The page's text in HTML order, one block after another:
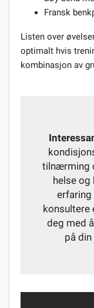
Fransk
Listen over
optimalt hvis
kombinasjon av
tilnærming
helse og
erfaring
konsultere
deg med
på